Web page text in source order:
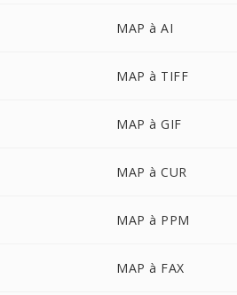
MAP à AI
MAP à TIFF
MAP à GIF
MAP à CUR
MAP à PPM
MAP à FAX